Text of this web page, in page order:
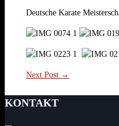
Deutsche Karate
Next Post →
KONTAKT